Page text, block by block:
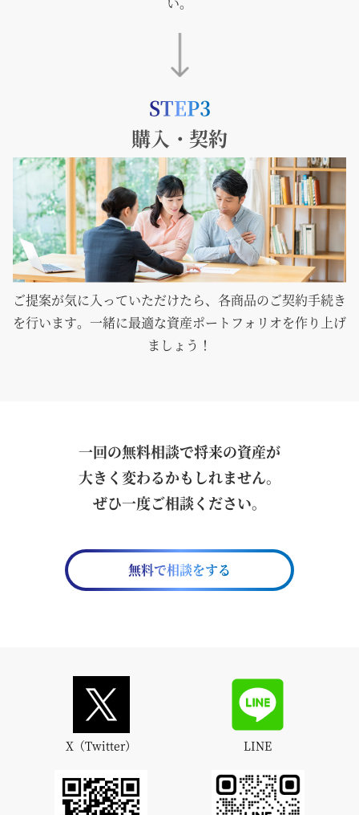
STEP3
購入・契約
ご提案が気に入っていただけたら、各商品のご契約手続き
を行います。一緒に最適な資産ポートフォリオを作り上げ
ましょう！
一回の無料相談で将来の資産が
大きく変わるかもしれません。
ぜひ一度ご相談ください。
無料で相談をする
X（Twitter） LINE